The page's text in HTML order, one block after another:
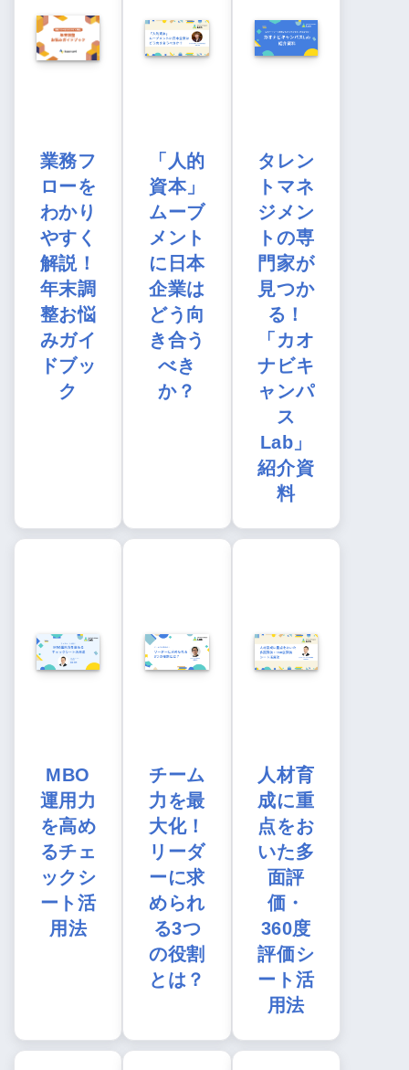
業務フ
ローを
わかり
やすく
解説！
年末調
整お悩
みガイ
ドブッ
ク
「人的
資本」
ムーブ
メント
に日本
企業は
どう向
き合う
べき
か？
タレン
トマネ
ジメン
トの専
門家が
見つか
る！
「カオ
ナビキ
ャンパ
ス
Lab」
紹介資
料
MBO
運用力
を高め
るチェ
ックシ
ート活
用法
チーム
力を最
大化！
リーダ
ーに求
められ
る3つ
の役割
とは？
人材育
成に重
点をお
いた多
面評
価・
360度
評価シ
ート活
用法